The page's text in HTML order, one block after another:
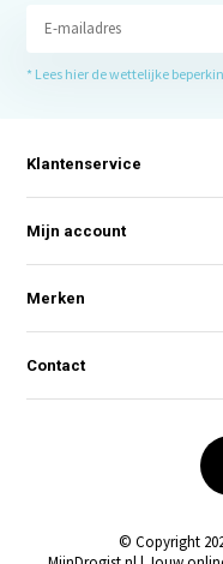
* Lees hier de wettelijke
Klantenservice
Mijn account
Merken
Contact
© Copyright